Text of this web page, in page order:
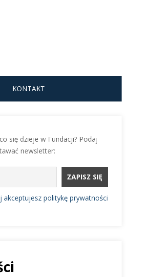
KONTAKT
się dzieje w Fundacji? Podaj
newsletter:
akceptujesz politykę prywatności